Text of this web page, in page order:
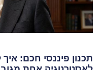
תכנון פיננסי חכם: איך